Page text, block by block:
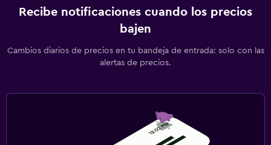
Recibe notificaciones cuando los precios
bajen
Cambios diarios de precios en tu bandeja de entrada: solo con las
alertas de precios.